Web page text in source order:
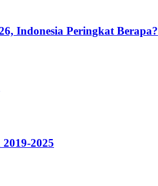
Indonesia Peringkat Berapa?
2025